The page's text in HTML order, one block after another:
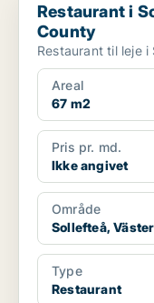
Restaurant i Sollefteå, Västernorrland
County
Areal
67 m2
Pris pr. md.
Ikke angivet
Område
Sollefteå,
Type
Restaurant